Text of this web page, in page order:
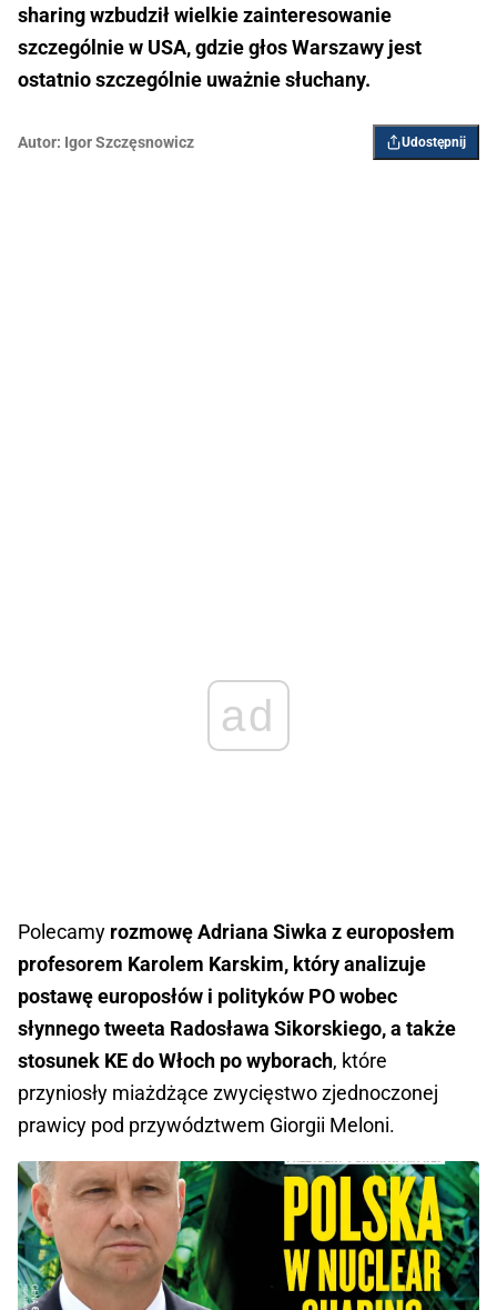
sharing wzbudził wielkie zainteresowanie
szczególnie w USA, gdzie głos Warszawy jest
ostatnio szczególnie uważnie słuchany.
Autor: Igor Szczęsnowicz Udostępnij
ad
Polecamy rozmowę Adriana Siwka z europosłem
profesorem Karolem Karskim, który analizuje
postawę europosłów i polityków PO wobec
słynnego tweeta Radosława Sikorskiego, a także
stosunek KE do Włoch po wyborach, które
przyniosły miażdżące zwycięstwo zjednoczonej
prawicy pod przywództwem Giorgii Meloni.